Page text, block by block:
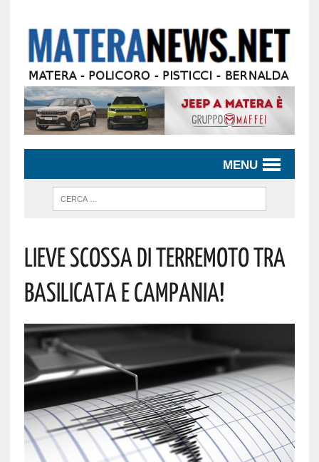
MENU
Lieve Scossa Di Terremoto Tra
Basilicata E Campania!